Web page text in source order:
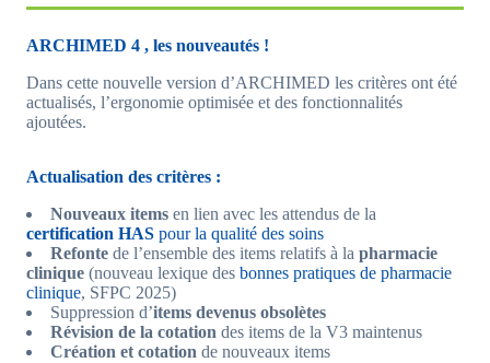
ARCHIMED 4 , les nouveautés !
Dans cette nouvelle version d’ARCHIMED les critères ont été
actualisés, l’ergonomie optimisée et des fonctionnalités
ajoutées.
Actualisation des critères :
Nouveaux items en lien avec les attendus de la
certification HAS pour la qualité des soins
Refonte de l’ensemble des items relatifs à la pharmacie
clinique (nouveau lexique des bonnes pratiques de pharmacie
clinique, SFPC 2025)
Suppression d’items devenus obsolètes
Révision de la cotation des items de la V3 maintenus
Création et cotation de nouveaux items